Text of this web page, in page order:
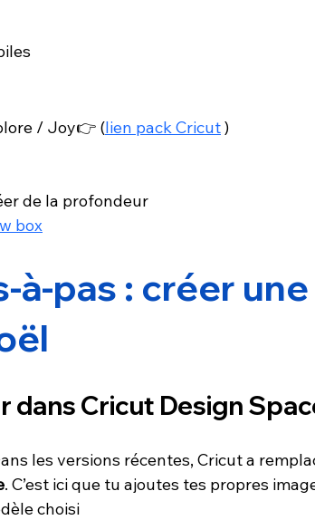
/ Joy👉 (lien pack Cricut )
de la profondeur
box
à-pas : créer une
dans Cricut Design
les versions récentes, Cricut a
. C’est ici que tu ajoutes tes propres
choisi